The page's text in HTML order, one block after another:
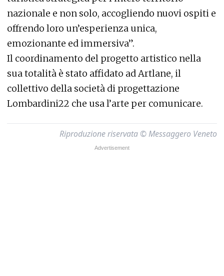
nazionale e non solo, accogliendo nuovi ospiti e
offrendo loro un’esperienza unica,
emozionante ed immersiva”.
Il coordinamento del progetto artistico nella
sua totalità è stato affidato ad Artlane, il
collettivo della società di progettazione
Lombardini22 che usa l’arte per comunicare.
Riproduzione riservata © Messaggero Veneto